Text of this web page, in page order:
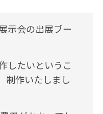
示会の出展ブー
したいというこ
制作いたしまし